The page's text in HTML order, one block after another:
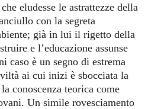
eludesse le astrattezze della
con la segreta
già in lui il rigetto della
e l’educazione assunse
caso è un segno di estrema
ai cui inizi è sbocciata la
conoscenza teorica come
Un simile rovesciamento